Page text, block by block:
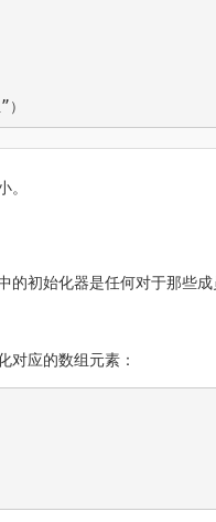
。
初始化器是任何对于那些
对应的数组元素：